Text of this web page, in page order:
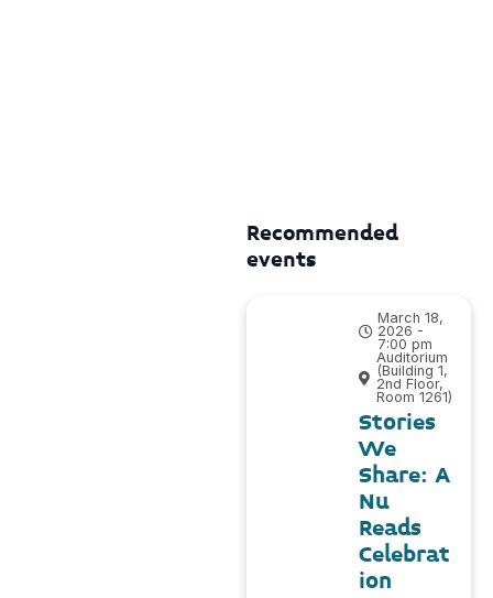
Recommended
events
March 18,
2026 -
7:00 pm
Auditorium
(Building 1,
2nd Floor,
Room 1261)
Stories
We
Share: A
Nu
Reads
Celebrat
ion